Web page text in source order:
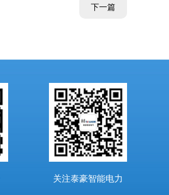
下一篇
关注泰豪智能电力